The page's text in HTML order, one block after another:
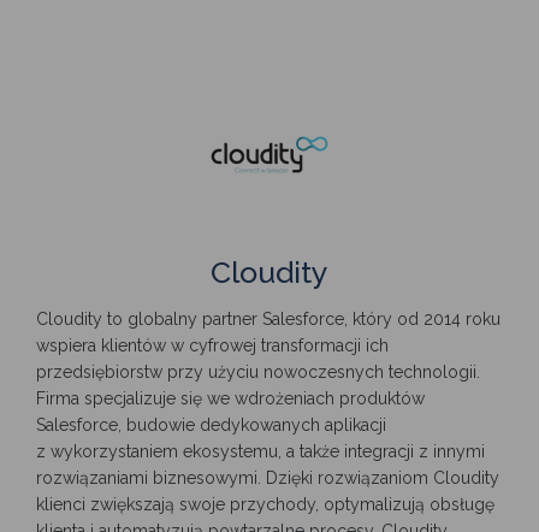
Cloudity
Cloudity to globalny partner Salesforce, który od 2014 roku
wspiera klientów w cyfrowej transformacji ich
przedsiębiorstw przy użyciu nowoczesnych technologii.
Firma specjalizuje się we wdrożeniach produktów
Salesforce, budowie dedykowanych aplikacji
z wykorzystaniem ekosystemu, a także integracji z innymi
rozwiązaniami biznesowymi. Dzięki rozwiązaniom Cloudity
klienci zwiększają swoje przychody, optymalizują obsługę